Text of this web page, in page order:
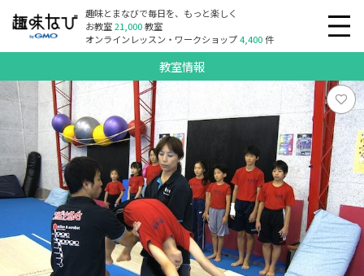
趣味とまなびで毎日を、もっと楽しく
お教室21,000教室
オンラインレッスン・ワークショップ4,400件
教室情報